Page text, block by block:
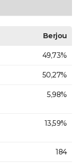
Berjou
49,73%
50,27%
5,98%
13,59%
184